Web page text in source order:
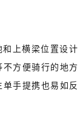
上横梁位置设计
方便骑行的地方
手提携也易如反